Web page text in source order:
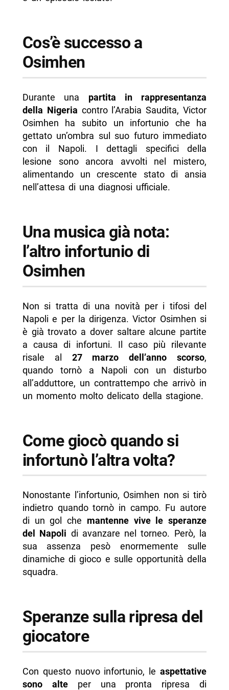
Cos’è successo a
Osimhen
Durante una partita in rappresentanza
della Nigeria contro l’Arabia Saudita, Victor
Osimhen ha subito un infortunio che ha
gettato un’ombra sul suo futuro immediato
con il Napoli. I dettagli specifici della
lesione sono ancora avvolti nel mistero,
alimentando un crescente stato di ansia
nell’attesa di una diagnosi ufficiale.
Una musica già nota:
l’altro infortunio di
Osimhen
Non si tratta di una novità per i tifosi del
Napoli e per la dirigenza. Victor Osimhen si
è già trovato a dover saltare alcune partite
a causa di infortuni. Il caso più rilevante
risale al 27 marzo dell’anno scorso,
quando tornò a Napoli con un disturbo
all’adduttore, un contrattempo che arrivò in
un momento molto delicato della stagione.
Come giocò quando si
infortunò l’altra volta?
Nonostante l’infortunio, Osimhen non si tirò
indietro quando tornò in campo. Fu autore
di un gol che mantenne vive le speranze
del Napoli di avanzare nel torneo. Però, la
sua assenza pesò enormemente sulle
dinamiche di gioco e sulle opportunità della
squadra.
Speranze sulla ripresa del
giocatore
Con questo nuovo infortunio, leaspettative
sono alteper una pronta ripresa di